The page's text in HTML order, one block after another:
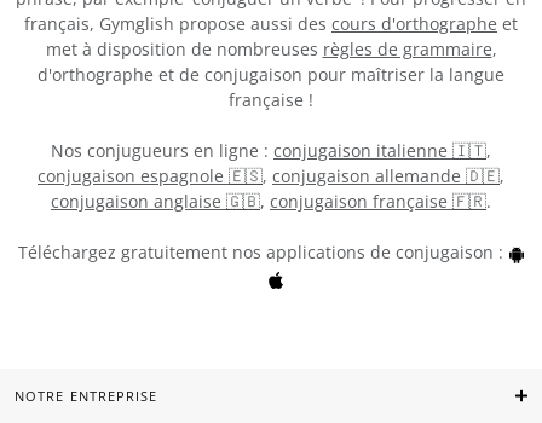
français, Gymglish propose aussi des cours d'orthographe et
met à disposition de nombreuses règles de grammaire,
d'orthographe et de conjugaison pour maîtriser la langue
française !
Nos conjugueurs en ligne : conjugaison italienne 🇮🇹,
conjugaison espagnole 🇪🇸, conjugaison allemande 🇩🇪,
conjugaison anglaise 🇬🇧, conjugaison française 🇫🇷.
Téléchargez gratuitement nos applications de conjugaison :
NOTRE ENTREPRISE